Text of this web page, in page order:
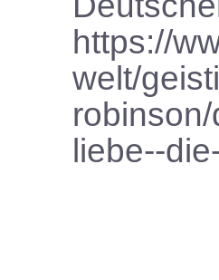
https://
welt/
liebe--